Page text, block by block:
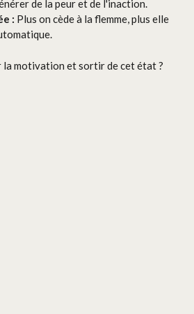
de la peur et de l'inaction.
: Plus on cède à la flemme, plus elle
la motivation et sortir de cet état ?